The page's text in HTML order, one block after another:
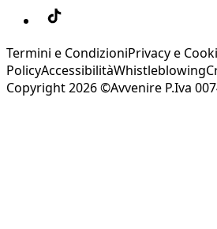
Termini e CondizioniPrivacy e
PolicyAccessibilitàWhistleblowing
Copyright 2026 ©Avvenire P.Iva